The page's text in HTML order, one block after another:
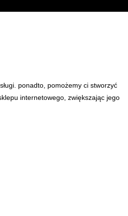
ponadto, pomożemy ci stworzyć
internetowego, zwiększając jego